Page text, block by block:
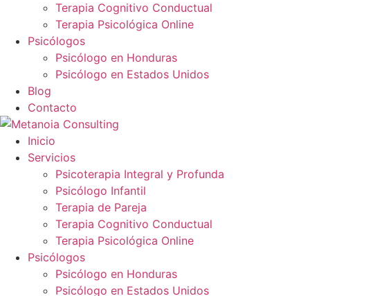
Terapia Cognitivo Conductual
Terapia Psicológica Online
Psicólogos
Psicólogo en Honduras
Psicólogo en Estados Unidos
Blog
Contacto
Inicio
Servicios
Psicoterapia Integral y Profunda
Psicólogo Infantil
Terapia de Pareja
Terapia Cognitivo Conductual
Terapia Psicológica Online
Psicólogos
Psicólogo en Honduras
Psicólogo en Estados Unidos